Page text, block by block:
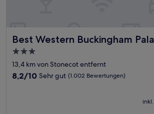
Best Western Buckingham
Best Western Buckingham Palace Rd
3.0-
Sterne-
Unterkunft
13,4 km von Stonecot entfernt
8.2
8,2/10 Sehr gut (1.002 Bewertungen)